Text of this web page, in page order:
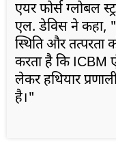
एयर फोर्स ग्लोबल
एल. डेविस ने कहा,
स्थिति और तत्परता
करता है कि ICBM
लेकर हथियार
है।"